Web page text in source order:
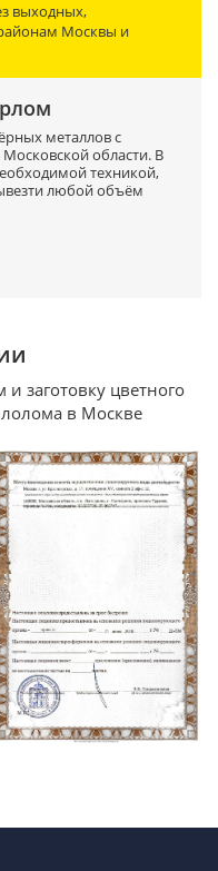
выходных,
Москвы и
металлов с
области. В
техникой,
любой объём
заготовку цветного
в Москве